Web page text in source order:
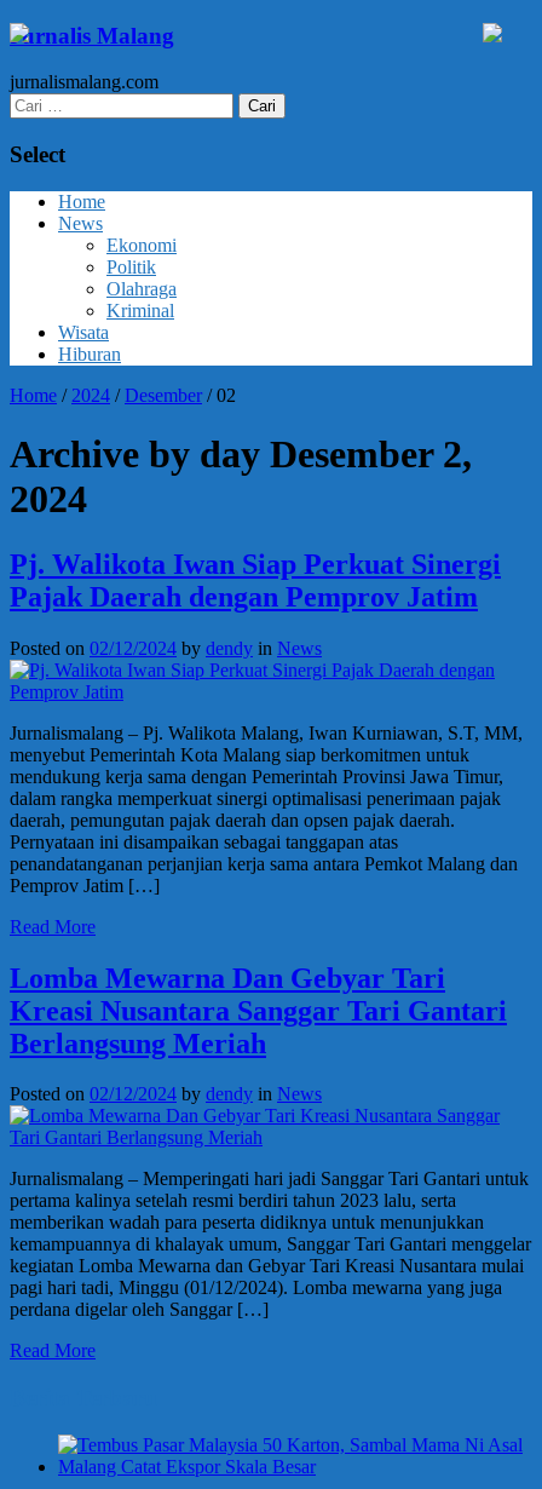
Jurnalis Malang
jurnalismalang.com
Cari
untuk:
Select
Home
News
Ekonomi
Politik
Olahraga
Kriminal
Wisata
Hiburan
Home / 2024 /Desember /02
Archive by day Desember 2,
2024
Pj. Walikota Iwan Siap Perkuat Sinergi
Pajak Daerah dengan Pemprov Jatim
Posted on 02/12/2024 by dendy in News
Jurnalismalang – Pj. Walikota Malang, Iwan Kurniawan, S.T, MM,
menyebut Pemerintah Kota Malang siap berkomitmen untuk
mendukung kerja sama dengan Pemerintah Provinsi Jawa Timur,
dalam rangka memperkuat sinergi optimalisasi penerimaan pajak
daerah, pemungutan pajak daerah dan opsen pajak daerah.
Pernyataan ini disampaikan sebagai tanggapan atas
penandatanganan perjanjian kerja sama antara Pemkot Malang dan
Pemprov Jatim […]
Read More
Lomba Mewarna Dan Gebyar Tari
Kreasi Nusantara Sanggar Tari Gantari
Berlangsung Meriah
Posted on 02/12/2024 by dendy in News
Jurnalismalang – Memperingati hari jadi Sanggar Tari Gantari untuk
pertama kalinya setelah resmi berdiri tahun 2023 lalu, serta
memberikan wadah para peserta didiknya untuk menunjukkan
kemampuannya di khalayak umum, Sanggar Tari Gantari menggelar
kegiatan Lomba Mewarna dan Gebyar Tari Kreasi Nusantara mulai
pagi hari tadi, Minggu (01/12/2024). Lomba mewarna yang juga
perdana digelar oleh Sanggar […]
Read More